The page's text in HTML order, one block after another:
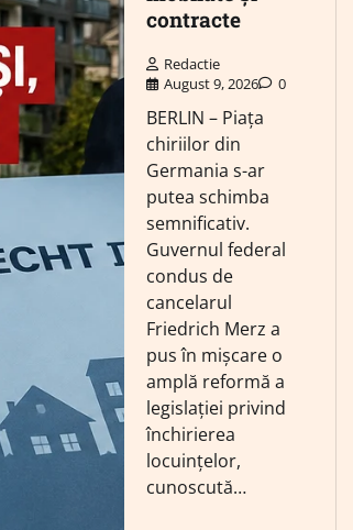
contracte
Redactie
August 9, 2026
0
BERLIN – Piața
chiriilor din
Germania s-ar
putea schimba
semnificativ.
Guvernul federal
condus de
cancelarul
Friedrich Merz a
pus în mișcare o
amplă reformă a
legislației privind
închirierea
locuințelor,
cunoscută…